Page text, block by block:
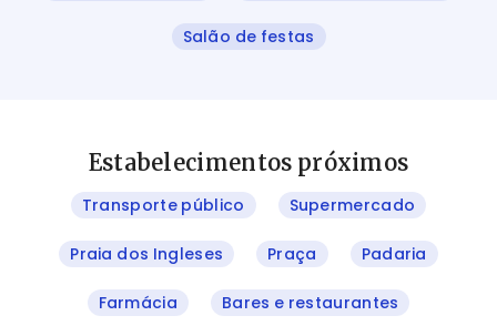
Salão de festas
Estabelecimentos próximos
Transporte público Supermercado
Praia dos Ingleses Praça Padaria
Farmácia Bares e restaurantes